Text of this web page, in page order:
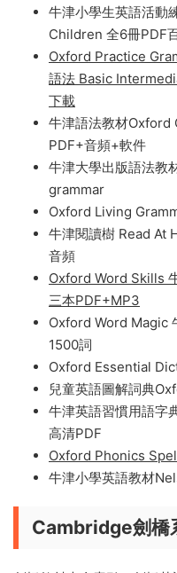
牛津幼兒英語教材
牛津幼兒英語Show
頻
牛津小學教材Bond
Reasoning Verbal
牛津小學生英語活動
Children 全6冊PDF
Oxford Practice
語法 Basic
下載
牛津語法教材Oxford
PDF+音頻+軟件
牛津大學出版語法
grammar
Oxford Living
牛津閱讀樹 Read At
音頻
Oxford Word Skills
三本PDF+MP3
Oxford Word Magic
1500詞
Oxford Essential
牛津英語習慣用語字